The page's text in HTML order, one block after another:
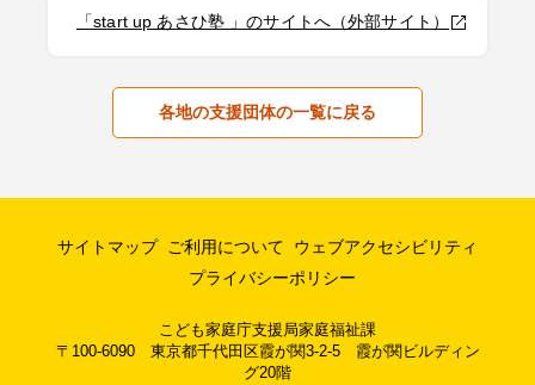
「start up あさひ塾 」のサイトへ（外部サイト）
各地の支援団体の一覧に戻る
サイトマップ ご利用について
ウェブアクセシビリティ
プライバシーポリシー
こども家庭庁支援局家庭福祉課
〒100-6090 東京都千代田区霞が関3-2-5 霞が関ビルディン
グ20階